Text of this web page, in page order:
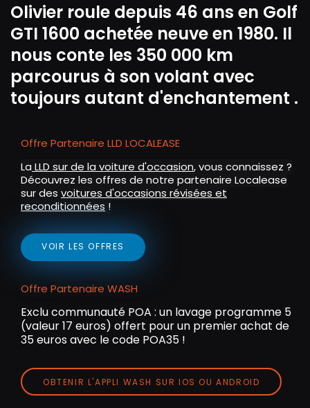
Olivier roule depuis 46 ans en Golf
GTI 1600 achetée neuve en 1980. Il
nous conte les 350 000 km
parcourus à son volant avec
toujours autant d'enchantement .
Offre Partenaire LLD LOCALEASE
La LLD sur de la voiture d'occasion, vous connaissez ?
Découvrez les offres de notre partenaire Localease
sur des voitures d'occasions révisées et
reconditionnées !
VOIR LES OFFRES
Offre Partenaire WASH
Exclu communauté POA : un lavage programme 5
(valeur 17 euros) offert pour un premier achat de
35 euros avec le code POA35 !
OBTENIR L'APPLI WASH SUR IOS OU ANDROID